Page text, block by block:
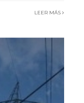
LEER MÁS